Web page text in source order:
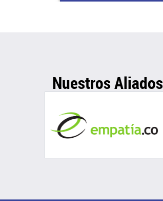
Nuestros Aliados